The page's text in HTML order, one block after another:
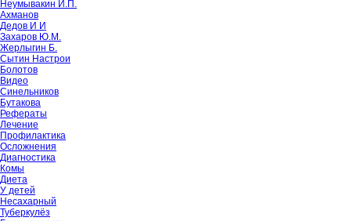
Неумывакин И.П.
Ахманов
Дедов И И
Захаров Ю.М.
Жерлыгин Б.
Сытин Настрои
Болотов
Видео
Синельников
Бутакова
Рефераты
Лечение
Профилактика
Осложнения
Диагностика
Комы
Диета
У детей
Несахарный
Туберкулёз